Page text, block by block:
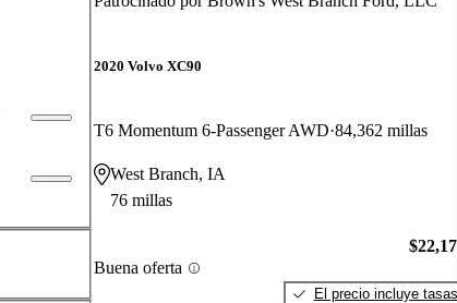
2020 Volvo XC90
T6 Momentum 6-Passenger AWD 84,362 millas
West Branch, IA
76 millas
Buena oferta
El precio incluye tasas